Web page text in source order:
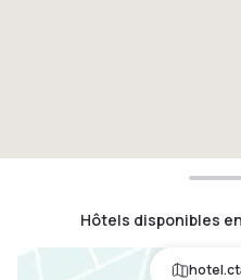
Hôtels disponibles